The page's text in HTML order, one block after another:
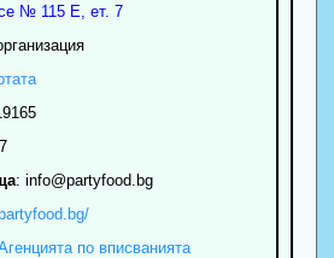
№ 115 Е, ет. 7
: info@partyfood.bg
по вписванията